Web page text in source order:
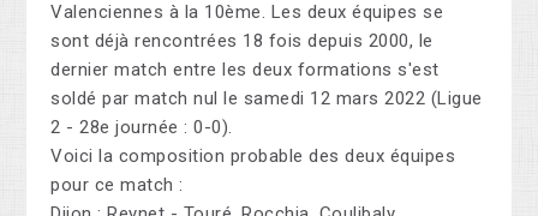
Valenciennes à la 10ème. Les deux équipes se
sont déjà rencontrées 18 fois depuis 2000, le
dernier match entre les deux formations s'est
soldé par match nul le samedi 12 mars 2022 (Ligue
2 - 28e journée : 0-0).
Voici la composition probable des deux équipes
pour ce match :